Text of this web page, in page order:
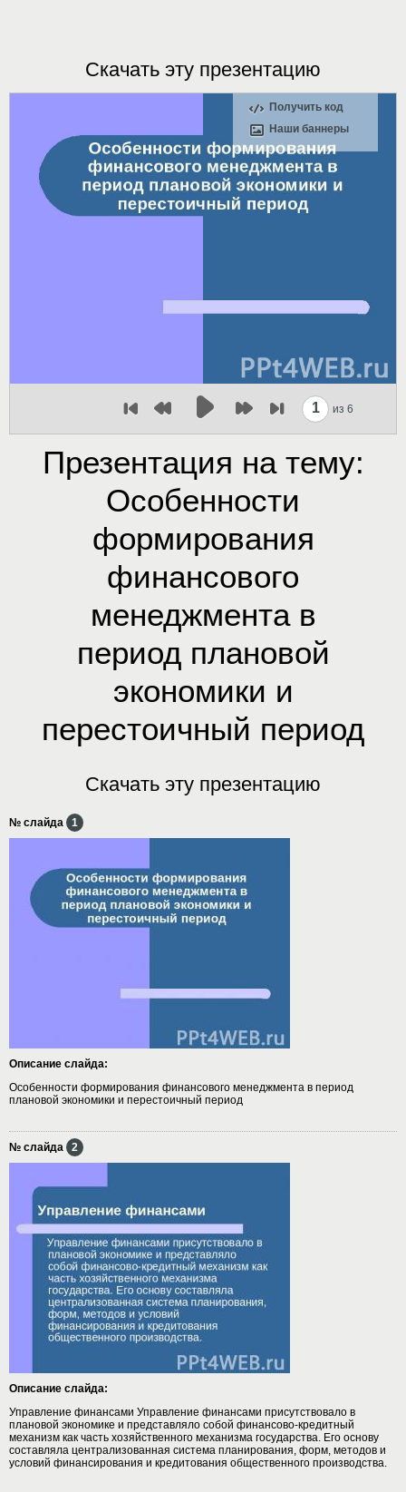
Скачать эту презентацию
Получить код
Наши баннеры
1 из 6
Презентация на тему:
Особенности
формирования
финансового
менеджмента в
период плановой
экономики и
перестоичный период
Скачать эту презентацию
№ слайда 1
Описание слайда:
Особенности формирования финансового менеджмента в период
плановой экономики и перестоичный период
№ слайда 2
Описание слайда:
Управление финансами Управление финансами присутствовало в
плановой экономике и представляло собой финансово-кредитный
механизм как часть хозяйственного механизма государства. Его основу
составляла централизованная система планирования, форм, методов и
условий финансирования и кредитования общественного производства.